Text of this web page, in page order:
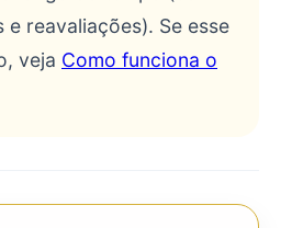
e reavaliações). Se esse
veja Como funciona o